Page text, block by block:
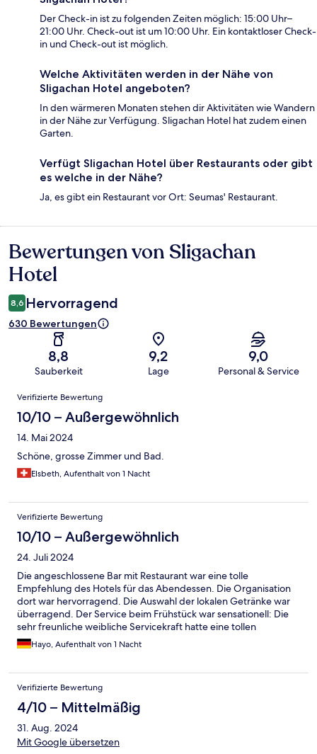
Der Check-in ist zu folgenden Zeiten möglich: 15:00 Uhr–
21:00 Uhr. Check-out ist um 10:00 Uhr. Ein kontaktloser Check-
in und Check-out ist möglich.
Welche Aktivitäten werden in der Nähe von
Sligachan Hotel angeboten?
In den wärmeren Monaten stehen dir Aktivitäten wie Wandern
in der Nähe zur Verfügung. Sligachan Hotel hat zudem einen
Garten.
Verfügt Sligachan Hotel über Restaurants oder gibt
es welche in der Nähe?
Ja, es gibt ein Restaurant vor Ort: Seumas' Restaurant.
Bewertungen
Bewertungen von Sligachan
Hotel
8,6 Hervorragend
630 Bewertungen
8,8
Sauberkeit
9,2
Lage
9,0
Personal & Service
Bewertungen
Verifizierte Bewertung
10/10 – Außergewöhnlich
14. Mai 2024
Schöne, grosse Zimmer und Bad.
Elsbeth, Aufenthalt von 1 Nacht
Verifizierte Bewertung
10/10 – Außergewöhnlich
24. Juli 2024
Die angeschlossene Bar mit Restaurant war eine tolle
Empfehlung des Hotels für das Abendessen. Die Organisation
dort war hervorragend. Die Auswahl der lokalen Getränke war
überragend. Der Service beim Frühstück war sensationell: Die
sehr freunliche weibliche Servicekraft hatte eine tollen
Überblick über die Gäste und sorgte für einen reibungslosen
Ablauf.
Hayo, Aufenthalt von 1 Nacht
Verifizierte Bewertung
4/10 – Mittelmäßig
31. Aug. 2024
Mit Google übersetzen